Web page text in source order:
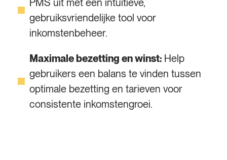
PMS uit met een intuïtieve,
gebruiksvriendelijke tool voor
inkomstenbeheer.
Maximale bezetting en winst:Help
gebruikers een balans te vinden tussen
optimale bezetting en tarieven voor
consistente inkomstengroei.